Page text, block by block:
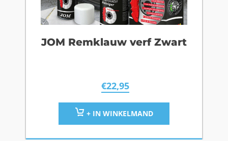
JOM Remklauw verf Zwart
€22,95
+ IN WINKELMAND